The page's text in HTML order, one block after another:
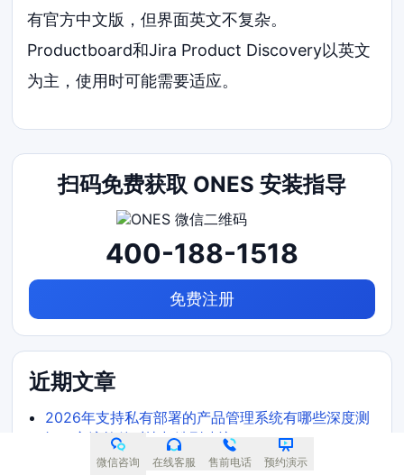
有官方中文版，但界面英文不复杂。
Productboard和Jira Product Discovery以英文
为主，使用时可能需要适应。
扫码免费获取 ONES 安装指导
400-188-1518
免费注册
近期文章
2026年支持私有部署的产品管理系统有哪些深度测
评：主流软件对比与选型建议
2026年流程规范化需求管理工具哪家好深度测评：
微信咨询 在线客服 售前电话 预约演示